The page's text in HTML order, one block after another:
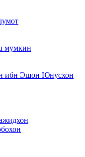
мумкин
ибн Эшон Юнусхон